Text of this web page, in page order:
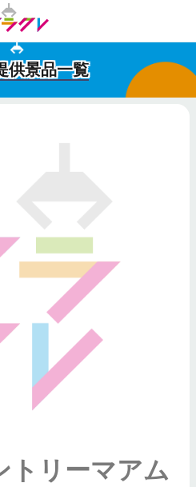
供景品一覧
リーマアム